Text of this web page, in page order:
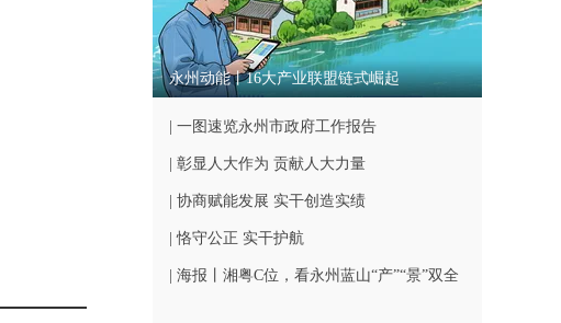
永州动能丨16大产业联盟链式崛起
| 一图速览永州市政府工作报告
| 彰显人大作为 贡献人大力量
| 协商赋能发展 实干创造实绩
| 恪守公正 实干护航
| 海报丨湘粤C位，看永州蓝山“产”“景”双全